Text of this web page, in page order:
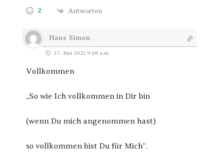
2 Antworten
Hans Simon
27. Mai 2021 9:58 a.m.
Vollkommen
„So wie Ich vollkommen in Dir bin
(wenn Du mich angenommen hast)
so vollkommen bist Du für Mich“.